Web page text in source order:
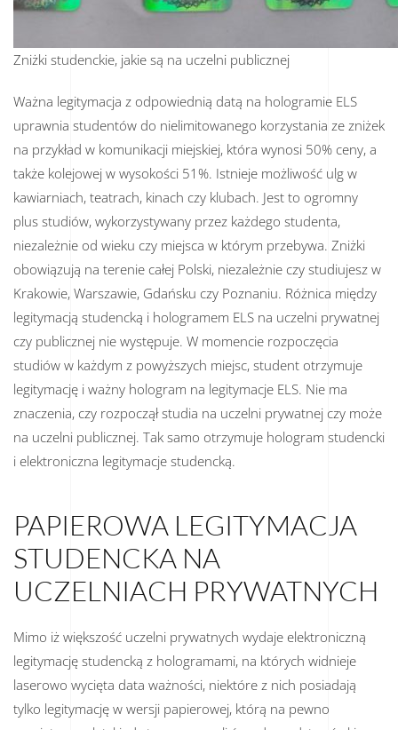
Zniżki studenckie, jakie są na uczelni publicznej
Ważna legitymacja z odpowiednią datą na hologramie ELS
uprawnia studentów do nielimitowanego korzystania ze zniżek
na przykład w komunikacji miejskiej, która wynosi 50% ceny, a
także kolejowej w wysokości 51%. Istnieje możliwość ulg w
kawiarniach, teatrach, kinach czy klubach. Jest to ogromny
plus studiów, wykorzystywany przez każdego studenta,
niezależnie od wieku czy miejsca w którym przebywa. Zniżki
obowiązują na terenie całej Polski, niezależnie czy studiujesz w
Krakowie, Warszawie, Gdańsku czy Poznaniu. Różnica między
legitymacją studencką i hologramem ELS na uczelni prywatnej
czy publicznej nie występuje. W momencie rozpoczęcia
studiów w każdym z powyższych miejsc, student otrzymuje
legitymację i ważny hologram na legitymacje ELS. Nie ma
znaczenia, czy rozpoczął studia na uczelni prywatnej czy może
na uczelni publicznej. Tak samo otrzymuje hologram studencki
i elektroniczna legitymacje studencką.
PAPIEROWA LEGITYMACJA
STUDENCKA NA
UCZELNIACH PRYWATNYCH
Mimo iż większość uczelni prywatnych wydaje elektroniczną
legitymację studencką z hologramami, na których widnieje
laserowo wycięta data ważności, niektóre z nich posiadają
tylko legitymację w wersji papierowej, którą na pewno